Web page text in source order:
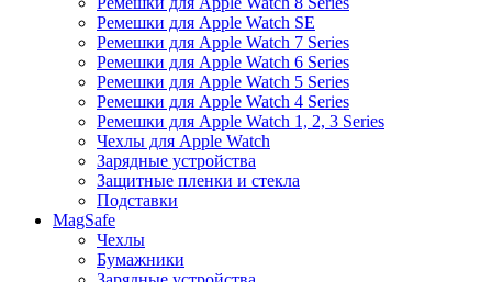
Ремешки для Apple Watch SE
Ремешки для Apple Watch 7 Series
Ремешки для Apple Watch 6 Series
Ремешки для Apple Watch 5 Series
Ремешки для Apple Watch 4 Series
Ремешки для Apple Watch 1, 2, 3 Series
Чехлы для Apple Watch
Зарядные устройства
Защитные пленки и стекла
Подставки
MagSafe
Чехлы
Бумажники